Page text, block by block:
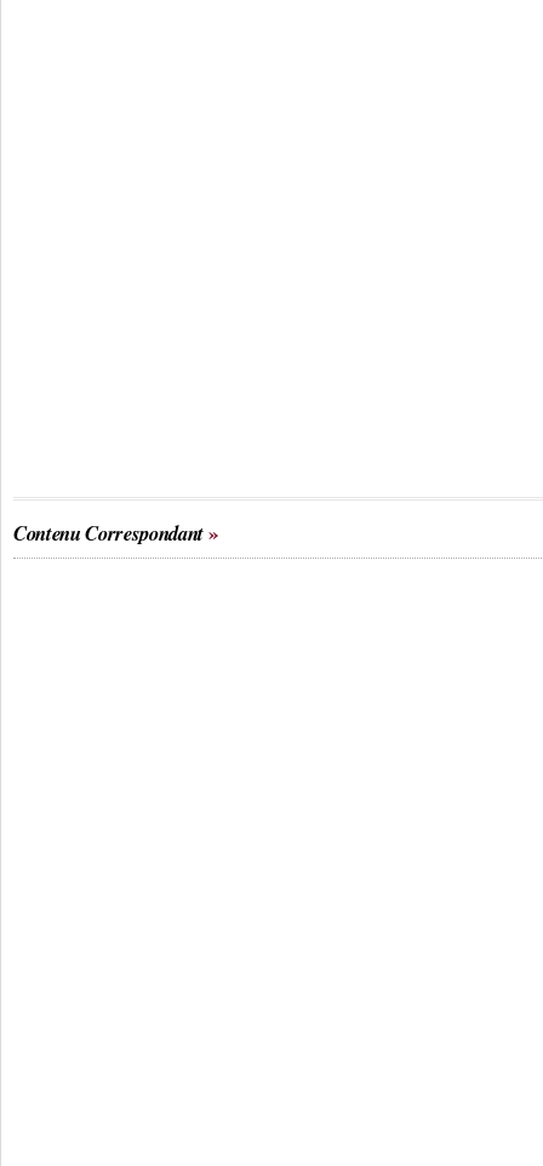
Contenu Correspondant